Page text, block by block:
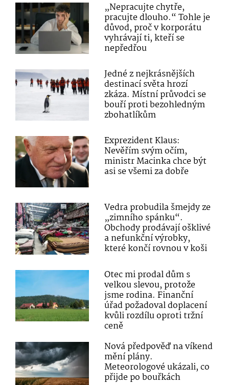
„Nepracujte chytře,
pracujte dlouho.“ Tohle je
důvod, proč v korporátu
vyhrávají ti, kteří se
nepředřou
Jedné z nejkrásnějších
destinací světa hrozí
zkáza. Místní průvodci se
bouří proti bezohledným
zbohatlíkům
Exprezident Klaus:
Nevěřím svým očím,
ministr Macinka chce být
asi se všemi za dobře
Vedra probudila šmejdy ze
„zimního spánku“.
Obchody prodávají ošklivé
a nefunkční výrobky,
které končí rovnou v koši
Otec mi prodal dům s
velkou slevou, protože
jsme rodina. Finanční
úřad požadoval doplacení
kvůli rozdílu oproti tržní
ceně
Nová předpověď na víkend
mění plány.
Meteorologové ukázali, co
přijde po bouřkách